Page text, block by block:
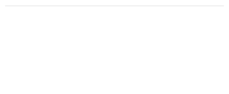
oceli - snadná manipulace s